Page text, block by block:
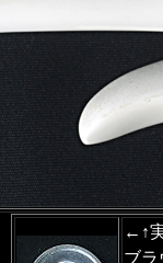
←↑
ブラ